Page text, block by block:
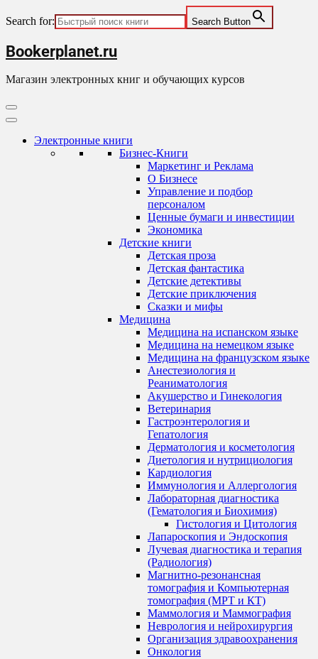
Search for: Search Button
Skip
to
content
Bookerplanet.ru
Магазин электронных книг и обучающих курсов
Primary
Menu
Электронные книги
Бизнес-Книги
Маркетинг и Реклама
О Бизнесе
Управление и подбор
персоналом
Ценные бумаги и инвестиции
Экономика
Детские книги
Детская проза
Детская фантастика
Детские детективы
Детские приключения
Сказки и мифы
Медицина
Медицина на испанском языке
Медицина на немецком языке
Медицина на французском языке
Анестезиология и
Реаниматология
Акушерство и Гинекология
Ветеринария
Гастроэнтерология и
Гепатология
Дерматология и косметология
Диетология и нутрициология
Кардиология
Иммунология и Аллергология
Лабораторная диагностика
(Гематология и Биохимия)
Гистология и Цитология
Лапароскопия и Эндоскопия
Лучевая диагностика и терапия
(Радиология)
Магнитно-резонансная
томография и Компьютерная
томография (МРТ и КТ)
Маммология и Маммография
Неврология и нейрохирургия
Организация здравоохранения
Онкология